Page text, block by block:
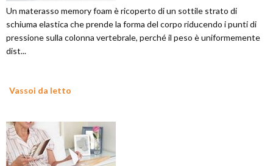
Un materasso memory foam è ricoperto di un sottile strato di
schiuma elastica che prende la forma del corpo riducendo i punti di
pressione sulla colonna vertebrale, perché il peso è uniformemente
dist...
Vassoi da letto